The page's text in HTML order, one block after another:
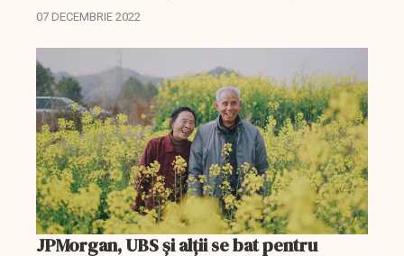
revenit substanțial după scăderile din vară.
07 DECEMBRIE 2022
JPMorgan, UBS și alții se bat pentru